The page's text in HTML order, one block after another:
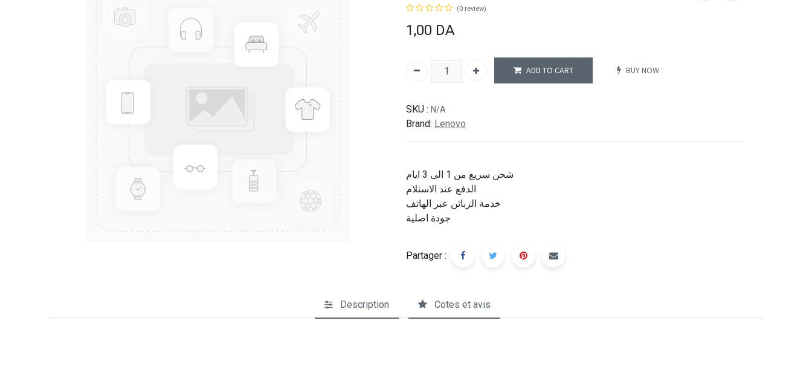
(0 review)
1,00 DA
ADD TO CART BUY NOW
SKU : N/A
Brand: Lenovo
شحن سريع من 1 الى 3 ايام
الدفع عند الاستلام
خدمة الزبائن عبر الهاتف
جودة اصلية
Partager :
Description Cotes et avis